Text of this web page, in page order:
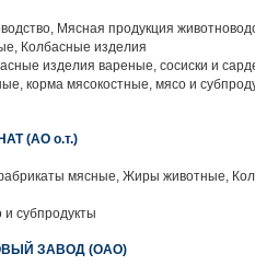
Мясная продукция
Колбасные изделия
изделия вареные, сосиски и
корма мясокостные, мясо и
(АО о.т.)
мясные, Жиры животные,
и субпродукты
ЗАВОД (ОАО)